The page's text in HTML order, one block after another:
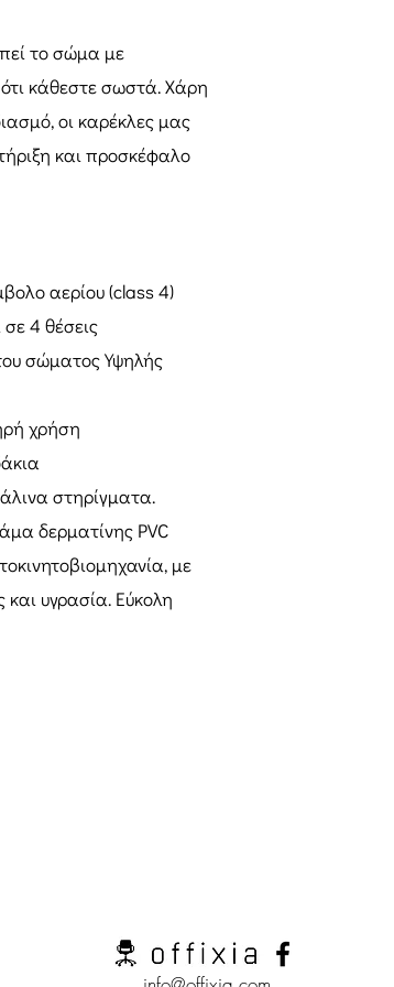
το σώμα με
κάθεστε σωστά. Χάρη
οι καρέκλες μας
και προσκέφαλο
αερίου (class 4)
4 θέσεις
σώματος Υψηλής
χρήση
στηρίγματα.
δερματίνης PVC
με
υγρασία. Εύκολη